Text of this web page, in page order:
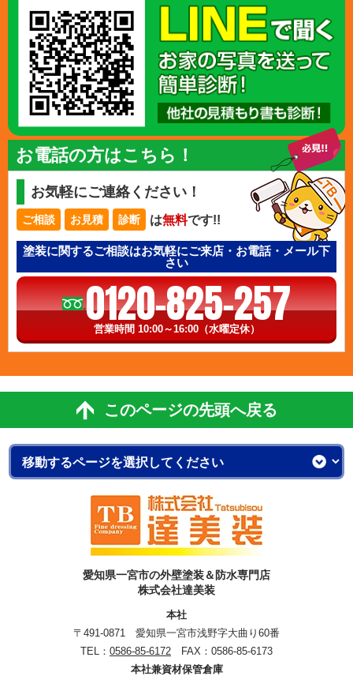
お電話の方はこちら！
お気軽にご連絡ください！
ご相談 お見積 診断 は無料です!!
塗装に関するご相談はお気軽にご来店・お電話・メール下
さい
0120-825-257
営業時間 10:00～16:00（水曜定休）
このページの先頭へ戻る
愛知県一宮市の外壁塗装＆防水専門店
株式会社達美装
本社
〒491-0871 愛知県一宮市浅野字大曲り60番
TEL： 0586-85-6172 FAX：0586-85-6173
本社兼資材保管倉庫